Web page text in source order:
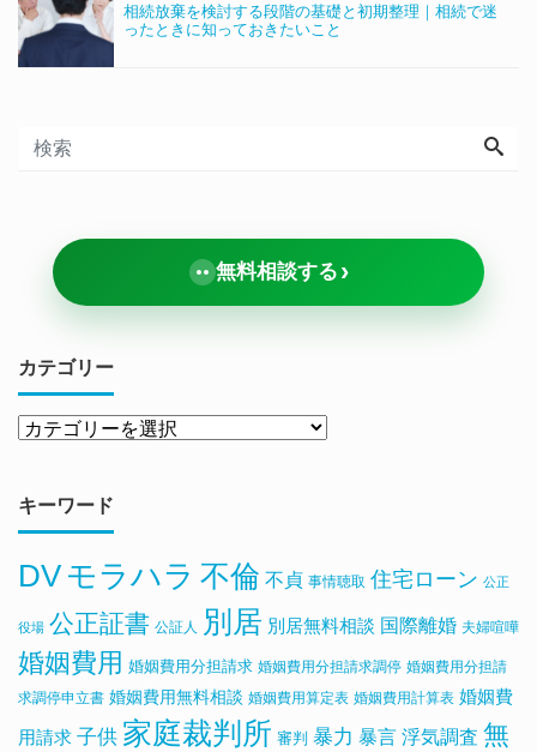
相続放棄を検討する段階の基礎と初期整理｜相続で迷
ったときに知っておきたいこと
無料相談する ›
カテゴリー
キーワード
DV モラハラ 不倫 不貞 事情聴取 住宅ローン 公正
役場 公正証書 公証人 別居 別居無料相談 国際離婚 夫婦喧嘩
婚姻費用 婚姻費用分担請求 婚姻費用分担請求調停 婚姻費用分担請
求調停申立書 婚姻費用無料相談 婚姻費用算定表 婚姻費用計算表 婚姻費
用請求 子供 家庭裁判所 審判 暴力 暴言 浮気調査 無